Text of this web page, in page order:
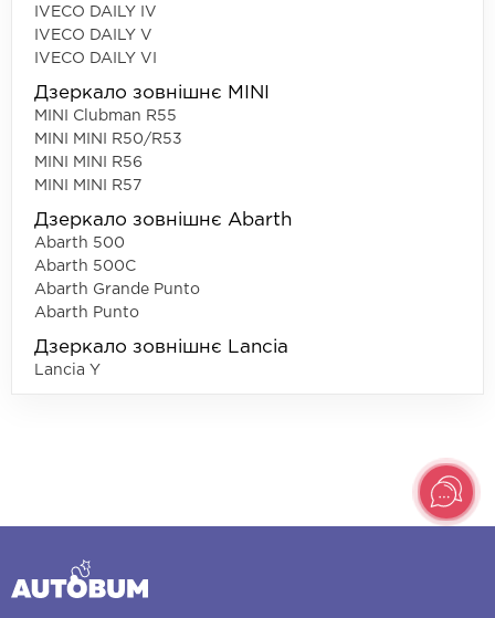
IVECO DAILY IV
IVECO DAILY V
IVECO DAILY VI
Дзеркало зовнішнє MINI
MINI Clubman R55
MINI MINI R50/R53
MINI MINI R56
MINI MINI R57
Дзеркало зовнішнє Abarth
Abarth 500
Abarth 500C
Abarth Grande Punto
Abarth Punto
Дзеркало зовнішнє Lancia
Lancia Y